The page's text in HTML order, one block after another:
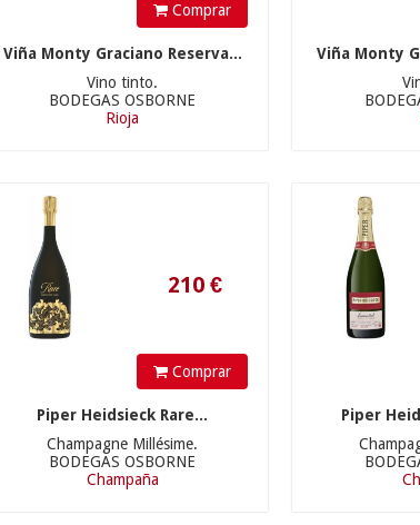
Comprar
Viña Monty Graciano Reserva...
Vino tinto.
BODEGAS OSBORNE
Rioja
Viña Monty
Comprar
Piper Heidsieck Rare...
Champagne Millésime.
BODEGAS OSBORNE
Champaña
Piper
8.07€ 90.15
94.90 €